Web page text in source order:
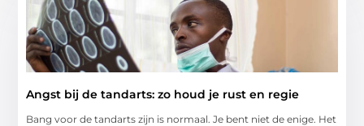
Angst bij de tandarts: zo houd je rust en regie
Bang voor de tandarts zijn is normaal. Je bent niet de enige. Het